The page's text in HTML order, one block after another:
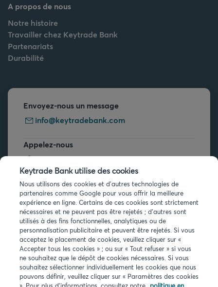
A propos de nous
Notre histoire
Travailler chez Keytrade Bank
Partenariats
Durabilité
Envoyez-nous un message
info@keytradebank.com
Appelez-nous
+32 2 679 90 00
Vous avez des questions ?
Questions fréquentes
Infos légales
Privacy
Keytrade Bank utilise des cookies
Nous utilisons des cookies et d'autres technologies de
partenaires comme Google pour vous offrir la meilleure
expérience en ligne. Certains de ces cookies sont strictement
nécessaires et ne peuvent pas être rejetés ; d'autres sont
utilisés à des fins fonctionnelles, analytiques ou de
personnalisation publicitaire et peuvent être rejetés. Si vous
acceptez le placement de cookies, veuillez cliquer sur «
Accepter tous les cookies » ; ou sur « Tout refuser » si vous
ne souhaitez que le dépôt de cookies nécessaires. Si vous
souhaitez sélectionner individuellement les cookies que nous
pouvons définir, veuillez cliquer sur « Paramètres des cookies